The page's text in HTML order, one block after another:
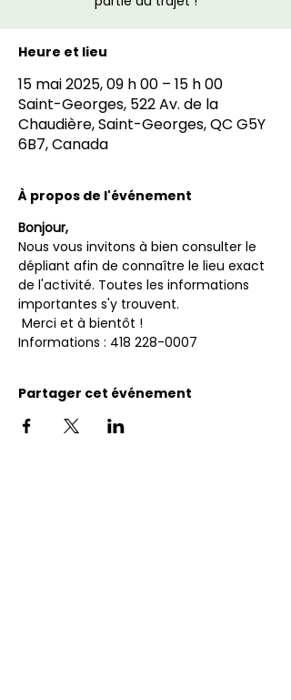
Heure et lieu
15 mai 2025, 09 h 00 – 15 h 00
Saint-Georges, 522 Av. de la
Chaudière, Saint-Georges, QC G5Y
6B7, Canada
À propos de l'événement
Bonjour,
Nous vous invitons à bien consulter le
dépliant afin de connaître le lieu exact
de l'activité. Toutes les informations
importantes s'y trouvent.
Merci et à bientôt !
Informations : 418 228-0007
Partager cet événement